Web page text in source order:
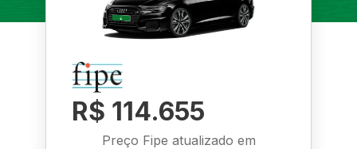
R$ 114.655
Preço Fipe atualizado em